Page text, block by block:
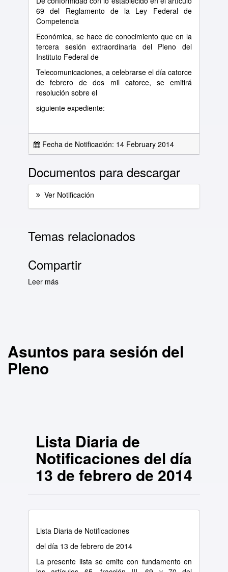
69 del Reglamento de la Ley Federal de
Competencia
Económica, se hace de conocimiento que en la
tercera sesión extraordinaria del Pleno del
Instituto Federal de
Telecomunicaciones, a celebrarse el día catorce
de febrero de dos mil catorce, se emitirá
resolución sobre el
siguiente expediente:
Fecha de Notificación: 14 February 2014
Documentos para descargar
Ver Notificación
Temas relacionados
Compartir
Leer más
Asuntos para sesión del
Pleno
Lista Diaria de
Notificaciones del día
13 de febrero de 2014
Lista Diaria de Notificaciones
del día 13 de febrero de 2014
La presente lista se emite con fundamento en